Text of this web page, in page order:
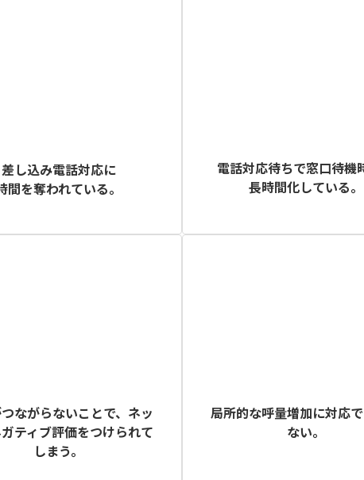
差し込み電話対応に
間を奪われている。
電話対応待ちで窓口待機
長時間化している。
ながらないことで、ネッ
ティブ評価をつけられて
しまう。
局所的な呼量増加に対応
ない。